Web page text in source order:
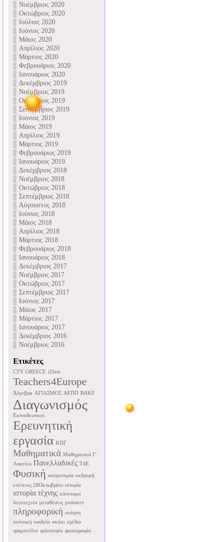
Νοέμβριος 2020
Οκτώβριος 2020
Ιούλιος 2020
Ιούνιος 2020
Μάιος 2020
Απρίλιος 2020
Μάρτιος 2020
Φεβρουάριος 2020
Ιανουάριος 2020
Δεκέμβριος 2019
Νοέμβριος 2019
Οκτώβριος 2019
Σεπτέμβριος 2019
Ιούνιος 2019
Μάιος 2019
Απρίλιος 2019
Μάρτιος 2019
Φεβρουάριος 2019
Ιανουάριος 2019
Δεκέμβριος 2018
Νοέμβριος 2018
Οκτώβριος 2018
Σεπτέμβριος 2018
Αύγουστος 2018
Ιούνιος 2018
Μάιος 2018
Απρίλιος 2018
Μάρτιος 2018
Φεβρουάριος 2018
Ιανουάριος 2018
Δεκέμβριος 2017
Νοέμβριος 2017
Οκτώβριος 2017
Σεπτέμβριος 2017
Ιούνιος 2017
Μάιος 2017
Μάρτιος 2017
Ιανουάριος 2017
Δεκέμβριος 2016
Νοέμβριος 2016
Ετικέτες
CTY GREECE i2fest
Teachers4Europe
Άλγεβρα ΑΓΙΑΣΜΟΣ ΑΕΠΠ ΒΑΚΕ
Διαγωνισμός
Εκπαιδευτικοί
Ερευνητική
εργασία ΚΠΓ
Μαθηματικά Μαθηματικά Γ'
Λυκείου Πανελλαδικές Τ4Ε
Φυσική αστρονομία εκδρομή
επέτειος 28Οκτωβρίου ιστορία
ιστορία τέχνης κάπνισμα
λογοτεχνία μεταθέσεις μπάσκετ
πληροφορική ποίηση
πολιτική παιδεία σκάκι σχέδιο
τραμπολίνο φιλοσοφία φωτογραφία